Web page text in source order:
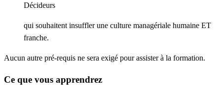
Décideurs
qui souhaitent insuffler une culture managériale humaine ET
franche.
Aucun autre pré-requis ne sera exigé pour assister à la formation.
Ce que vous apprendrez